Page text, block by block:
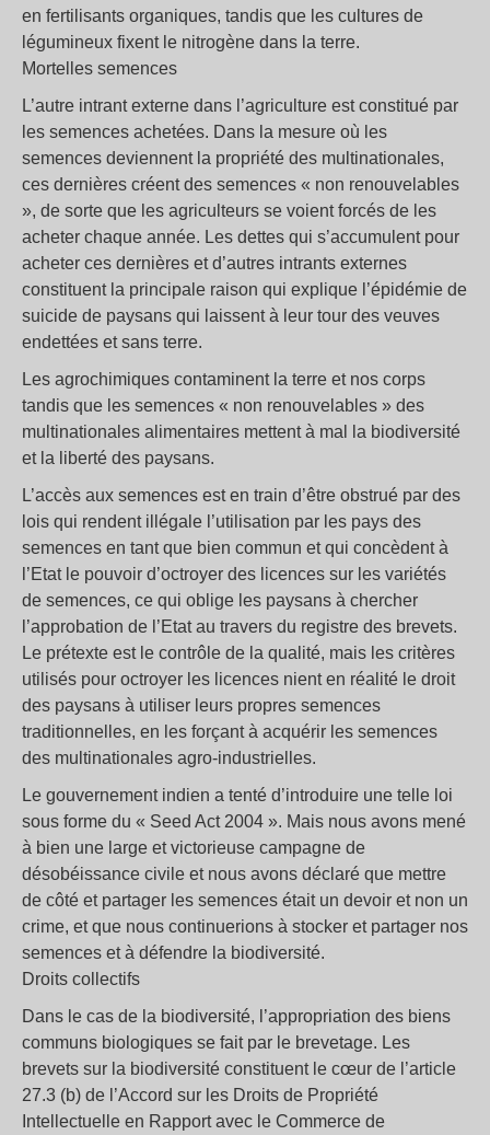
en fertilisants organiques, tandis que les cultures de
légumineux fixent le nitrogène dans la terre.
Mortelles semences
L’autre intrant externe dans l’agriculture est constitué par
les semences achetées. Dans la mesure où les
semences deviennent la propriété des multinationales,
ces dernières créent des semences « non renouvelables
», de sorte que les agriculteurs se voient forcés de les
acheter chaque année. Les dettes qui s’accumulent pour
acheter ces dernières et d’autres intrants externes
constituent la principale raison qui explique l’épidémie de
suicide de paysans qui laissent à leur tour des veuves
endettées et sans terre.
Les agrochimiques contaminent la terre et nos corps
tandis que les semences « non renouvelables » des
multinationales alimentaires mettent à mal la biodiversité
et la liberté des paysans.
L’accès aux semences est en train d’être obstrué par des
lois qui rendent illégale l’utilisation par les pays des
semences en tant que bien commun et qui concèdent à
l’Etat le pouvoir d’octroyer des licences sur les variétés
de semences, ce qui oblige les paysans à chercher
l’approbation de l’Etat au travers du registre des brevets.
Le prétexte est le contrôle de la qualité, mais les critères
utilisés pour octroyer les licences nient en réalité le droit
des paysans à utiliser leurs propres semences
traditionnelles, en les forçant à acquérir les semences
des multinationales agro-industrielles.
Le gouvernement indien a tenté d’introduire une telle loi
sous forme du « Seed Act 2004 ». Mais nous avons mené
à bien une large et victorieuse campagne de
désobéissance civile et nous avons déclaré que mettre
de côté et partager les semences était un devoir et non un
crime, et que nous continuerions à stocker et partager nos
semences et à défendre la biodiversité.
Droits collectifs
Dans le cas de la biodiversité, l’appropriation des biens
communs biologiques se fait par le brevetage. Les
brevets sur la biodiversité constituent le cœur de l’article
27.3 (b) de l’Accord sur les Droits de Propriété
Intellectuelle en Rapport avec le Commerce de